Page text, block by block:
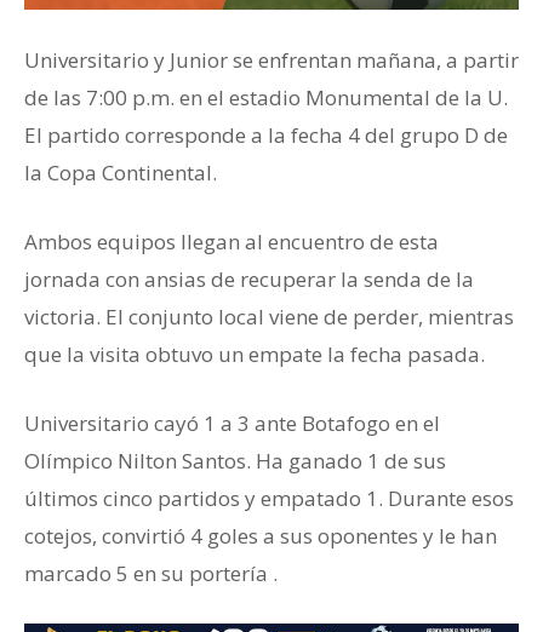
Universitario y Junior se enfrentan mañana, a partir
de las 7:00 p.m. en el estadio Monumental de la U.
El partido corresponde a la fecha 4 del grupo D de
la Copa Continental.
Ambos equipos llegan al encuentro de esta
jornada con ansias de recuperar la senda de la
victoria. El conjunto local viene de perder, mientras
que la visita obtuvo un empate la fecha pasada.
Universitario cayó 1 a 3 ante Botafogo en el
Olímpico Nilton Santos. Ha ganado 1 de sus
últimos cinco partidos y empatado 1. Durante esos
cotejos, convirtió 4 goles a sus oponentes y le han
marcado 5 en su portería .